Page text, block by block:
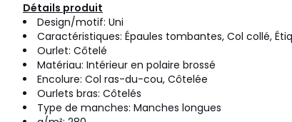
Détails produit
Design/motif: Uni
Caractéristiques: Épaules tombantes, Col collé,
Ourlet: Côtelé
Matériau: Intérieur en polaire brossé
Encolure: Col ras-du-cou, Côtelée
Ourlets bras: Côtelés
Type de manches: Manches longues